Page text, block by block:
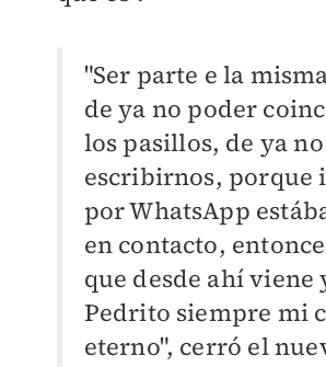
"Ser parte e la
de ya no poder
los pasillos, de ya no
escribirnos, porque
por WhatsApp
en contacto,
que desde ahí viene
Pedrito siempre mi
eterno", cerró el